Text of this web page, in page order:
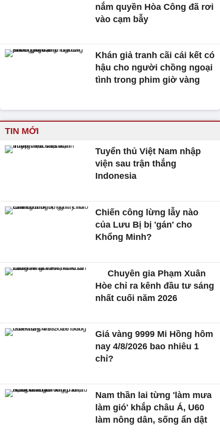
nắm quyền Hòa Công đã rơi
vào cạm bẫy
Khán giả tranh cãi cái kết có
hậu cho người chồng ngoại
tình trong phim giờ vàng
TIN MỚI
Tuyển thủ Việt Nam nhập
viện sau trận thắng
Indonesia
Chiến công lừng lẫy nào
của Lưu Bị bị 'gán' cho
Khổng Minh?
Chuyên gia Phạm Xuân
Hòe chỉ ra kênh đầu tư sáng
nhất cuối năm 2026
Giá vàng 9999 Mi Hồng hôm
nay 4/8/2026 bao nhiêu 1
chỉ?
Nam thần lai từng 'làm mưa
làm gió' khắp châu Á, U60
làm nông dân, sống ẩn dật